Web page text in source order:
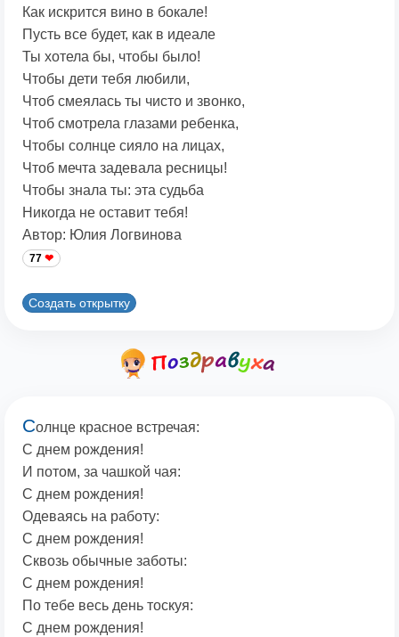
Как искрится вино в бокале!
Пусть все будет, как в идеале
Ты хотела бы, чтобы было!
Чтобы дети тебя любили,
Чтоб смеялась ты чисто и звонко,
Чтоб смотрела глазами ребенка,
Чтобы солнце сияло на лицах,
Чтоб мечта задевала ресницы!
Чтобы знала ты: эта судьба
Никогда не оставит тебя!
Автор: Юлия Логвинова
77
Создать открытку
Солнце красное встречая:
С днем рождения!
И потом, за чашкой чая:
С днем рождения!
Одеваясь на работу:
С днем рождения!
Сквозь обычные заботы:
С днем рождения!
По тебе весь день тоскуя:
С днем рождения!